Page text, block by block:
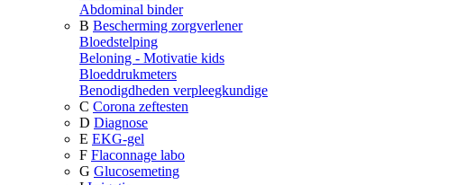
Abdominal binder
B Bescherming zorgverlener
Bloedstelping
Beloning - Motivatie kids
Bloeddrukmeters
Benodigdheden verpleegkundige
C Corona zeftesten
D Diagnose
E EKG-gel
F Flaconnage labo
G Glucosemeting